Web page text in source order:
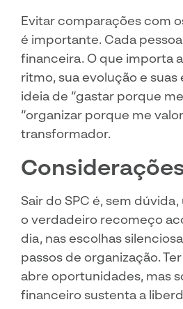
Evitar comparações com
é importante. Cada
financeira. O que importa
ritmo, sua evolução e suas
ideia de “gastar porque
“organizar porque me
transformador.
Sair do SPC é, sem
o verdadeiro recomeço
dia, nas escolhas
passos de organização.
abre oportunidades, mas
financeiro sustenta a